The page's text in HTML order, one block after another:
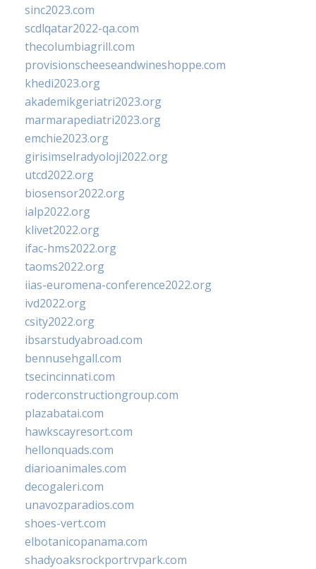
sinc2023.com
scdlqatar2022-qa.com
thecolumbiagrill.com
provisionscheeseandwineshoppe.com
khedi2023.org
akademikgeriatri2023.org
marmarapediatri2023.org
emchie2023.org
girisimselradyoloji2022.org
utcd2022.org
biosensor2022.org
ialp2022.org
klivet2022.org
ifac-hms2022.org
taoms2022.org
iias-euromena-conference2022.org
ivd2022.org
csity2022.org
ibsarstudyabroad.com
bennusehgall.com
tsecincinnati.com
roderconstructiongroup.com
plazabatai.com
hawkscayresort.com
hellonquads.com
diarioanimales.com
decogaleri.com
unavozparadios.com
shoes-vert.com
elbotanicopanama.com
shadyoaksrockportrvpark.com